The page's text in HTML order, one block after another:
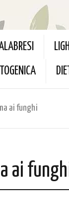
LIGHT
ai funghi
ai